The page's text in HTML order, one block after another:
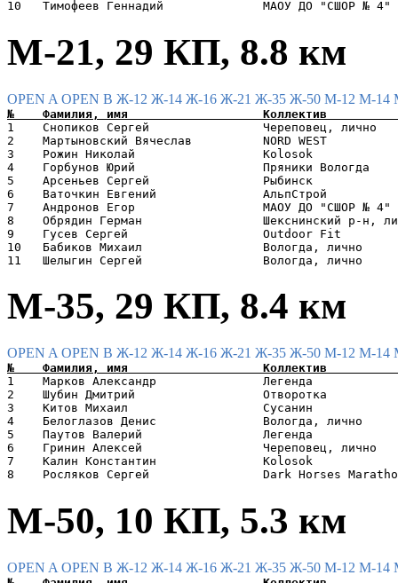
М-21, 29 КП, 8.8 км
OPEN A OPEN B Ж-12 Ж-14 Ж-16 Ж-21 Ж-35 Ж-50 М-12 М-14
1    Снопиков Сергей                Череповец,
2    Мартыновский Вячеслав          NORD
3    Рожин Николай                  Kolosok
4    Горбунов Юрий                  Пряники
5    Арсеньев Сергей                Рыбинск
6    Ваточкин Евгений               АльпСтрой
7    Андронов Егор                  МАОУ ДО
8    Обрядин Герман                 Шекснинский
9    Гусев Сергей                   Outdoor Fit
10   Бабиков Михаил                 Вологда,
М-35, 29 КП, 8.4 км
OPEN A OPEN B Ж-12 Ж-14 Ж-16 Ж-21 Ж-35 Ж-50 М-12 М-14
1    Марков Александр               Легенда
2    Шубин Дмитрий                  Отворотка
3    Китов Михаил                   Сусанин
4    Белоглазов Денис               Вологда,
5    Паутов Валерий                 Легенда
6    Гринин Алексей                 Череповец,
7    Калин Константин               Kolosok
М-50, 10 КП, 5.3 км
OPEN A OPEN B Ж-12 Ж-14 Ж-16 Ж-21 Ж-35 Ж-50 М-12 М-14